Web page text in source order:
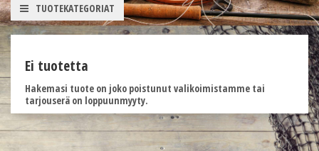
TUOTEKATEGORIAT
Ei tuotetta
Hakemasi tuote on joko poistunut valikoimistamme tai
tarjouserä on loppuunmyyty.